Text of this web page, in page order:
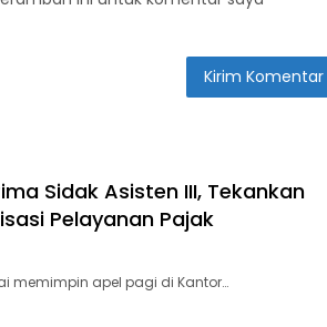
Sidak Asisten III, Tekankan
Pelayanan Pajak
memimpin apel pagi di Kantor…